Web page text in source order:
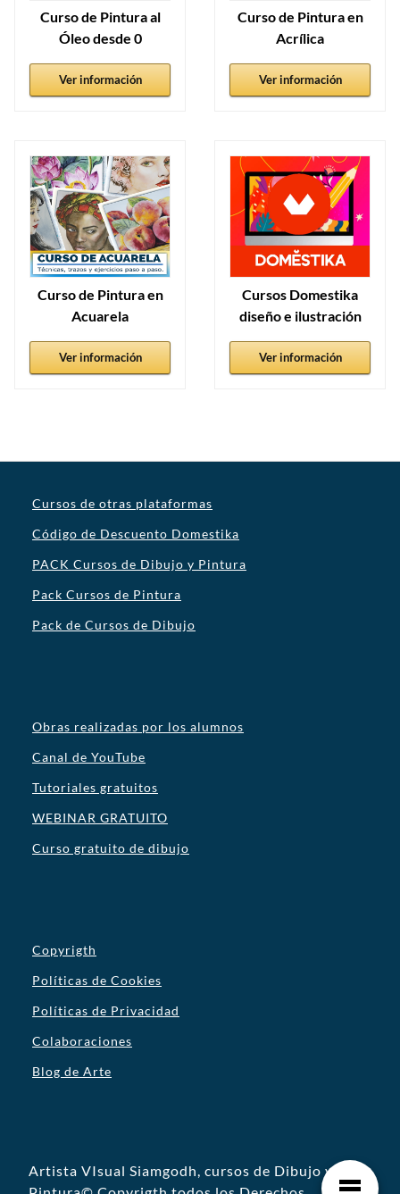
Curso de Pintura al
Óleo desde 0
Ver información
Curso de Pintura en
Acrílica
Ver información
Curso de Pintura en
Acuarela
Ver información
Cursos Domestika
diseño e ilustración
Ver información
Cursos de otras plataformas
Código de Descuento Domestika
PACK Cursos de Dibujo y Pintura
Pack Cursos de Pintura
Pack de Cursos de Dibujo
Obras realizadas por los alumnos
Canal de YouTube
Tutoriales gratuitos
WEBINAR GRATUITO
Curso gratuito de dibujo
Copyrigth
Políticas de Cookies
Políticas de Privacidad
Colaboraciones
Blog de Arte
Artista VIsual Siamgodh, cursos de Dibujo y